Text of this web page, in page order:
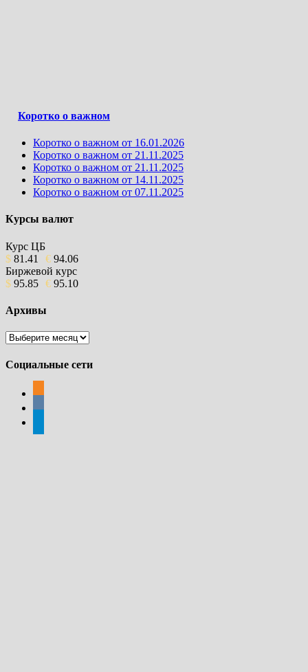
Коротко о важном
Коротко о важном от 16.01.2026
Коротко о важном от 21.11.2025
Коротко о важном от 21.11.2025
Коротко о важном от 14.11.2025
Коротко о важном от 07.11.2025
Курсы валют
Курс ЦБ
$ 81.41 € 94.06
Биржевой курс
$ 95.85 € 95.10
Архивы
Архивы
Социальные сети